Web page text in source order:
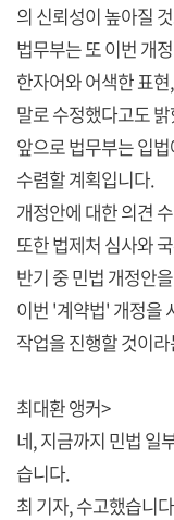
의 신뢰성이 높아질
법무부는 또 이번 개
한자어와 어색한 표
말로 수정했다고도
앞으로 법무부는 입
수렴할 계획입니다.
개정안에 대한 의견
또한 법제처 심사와
반기 중 민법 개정안
이번 '계약법' 개정을
작업을 진행할 것이
최대환 앵커>
네, 지금까지 민법 일
습니다.
최 기자, 수고했습니